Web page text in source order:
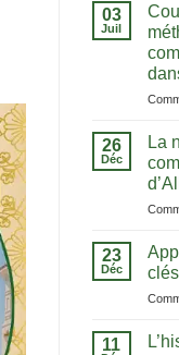
03
Juil
26
Déc
La
23
Déc
11